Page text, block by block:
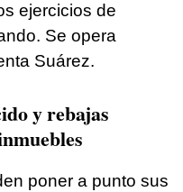
ejercicios de
Se opera
Suárez.
y rebajas
poner a punto sus